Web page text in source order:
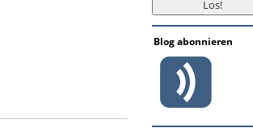
Blog abonnieren